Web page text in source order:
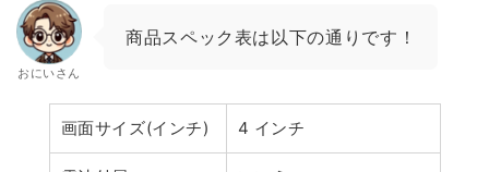
おにいさん
商品スペック表は以下の通りです！
画面サイズ(インチ) 4 インチ